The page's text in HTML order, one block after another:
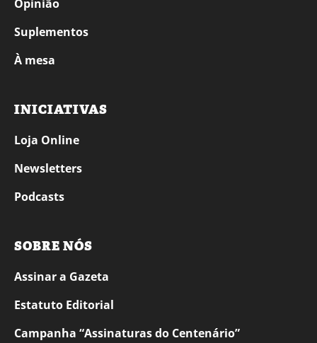
Opinião
Suplementos
À mesa
INICIATIVAS
Loja Online
Newsletters
Podcasts
SOBRE NÓS
Assinar a Gazeta
Estatuto Editorial
Campanha “Assinaturas do Centenário”